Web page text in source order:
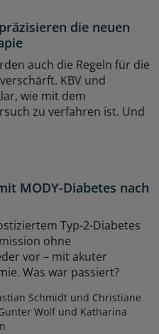
die neuen
auch die Regeln für die
KBV und
wie mit dem
zu verfahren ist. Und
MODY-Diabetes nach
Typ-2-Diabetes
ohne
vor – mit akuter
Was war passiert?
Schmidt und Christiane
Wolf und Katharina